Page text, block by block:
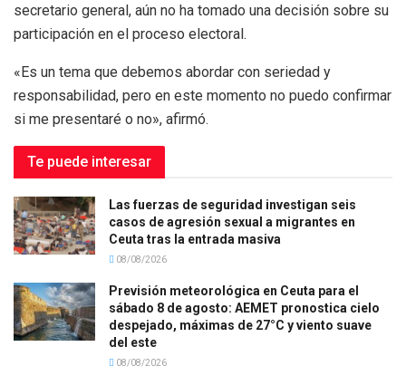
secretario general, aún no ha tomado una decisión sobre su
participación en el proceso electoral.
«Es un tema que debemos abordar con seriedad y
responsabilidad, pero en este momento no puedo confirmar
si me presentaré o no», afirmó.
Te puede interesar
Las fuerzas de seguridad investigan seis
casos de agresión sexual a migrantes en
Ceuta tras la entrada masiva
08/08/2026
Previsión meteorológica en Ceuta para el
sábado 8 de agosto: AEMET pronostica cielo
despejado, máximas de 27°C y viento suave
del este
08/08/2026